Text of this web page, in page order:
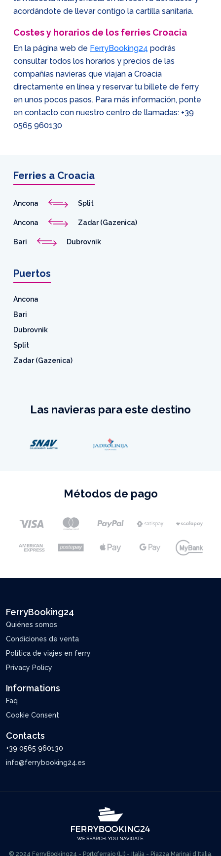
acordándote de llevar contigo la cartilla sanitaria.
Costes y horarios de los ferries Croacia
En la página web de FerryBooking24 podrás
consultar todos los horarios y precios de las
compañías navieras que viajan a Croacia
directamente en línea y reservar tu billete de ferry
en unos pocos pasos. Para más información, ponte
en contacto con nuestro centro de llamadas: +39
0565 960130
Ferries a Croacia
Ancona Split
Ancona Zadar (Gazenica)
Bari Dubrovnik
Puertos
Ancona
Bari
Dubrovnik
Split
Zadar (Gazenica)
Las navieras para este destino
Métodos de pago
FerryBooking24
Quiénes somos
Condiciones de venta
Política de viajes en ferry
Privacy Policy
Informations
Faq
Cookie Consent
Contacts
+39 0565 960130
info@ferrybooking24.es
© 2024 FerryBooking24 - Portoferraio (LI) - Italia - Piazza Marinai d’Italia,